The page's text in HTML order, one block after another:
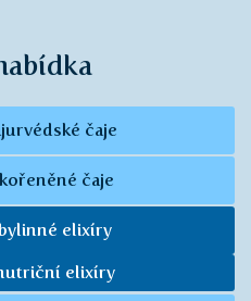
čaje
čaje
elixíry
elixíry